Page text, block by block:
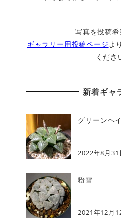
写真を投稿
ギャラリー用投稿ページ よ
くださ
新着ギャ
グリーンヘ
2022年8月31
粉雪
2021年12月